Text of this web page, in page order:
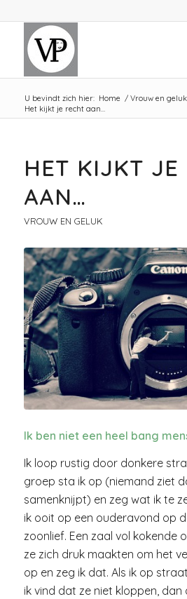
U bevindt zich hier: Home / Vrouw en geluk
Het kijkt je recht aan…
HET KIJKT JE
AAN…
VROUW EN GELUK
Ik ben niet een heel bang
Ik loop rustig door donkere
groep sta ik op (niemand ziet
samenknijpt) en zeg wat ik te
ik ooit op een ouderavond op
zoonlief. Een zaal vol kokende
ze zich druk maakten om het
op en zeg ik dat. Als ik op
ik vind dat ze niet kloppen, dan